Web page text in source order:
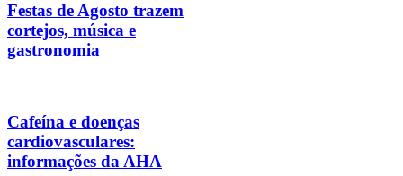
Festas de Agosto trazem
cortejos, música e
gastronomia
Cafeína e doenças
cardiovasculares:
informações da AHA